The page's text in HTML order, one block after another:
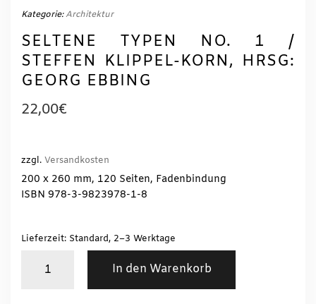
Kategorie:Architektur
SELTENE TYPEN NO. 1 /
STEFFEN KLIPPEL-KORN, HRSG:
GEORG EBBING
22,00€
zzgl. Versandkosten
200 x 260 mm, 120 Seiten, Fadenbindung
ISBN 978-3-9823978-1-8
Lieferzeit: Standard, 2–3 Werktage
Typen
In den Warenkorb